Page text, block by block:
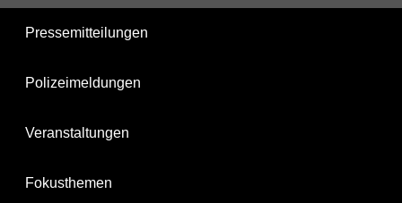
Pressemitteilungen
Polizeimeldungen
Veranstaltungen
Fokusthemen